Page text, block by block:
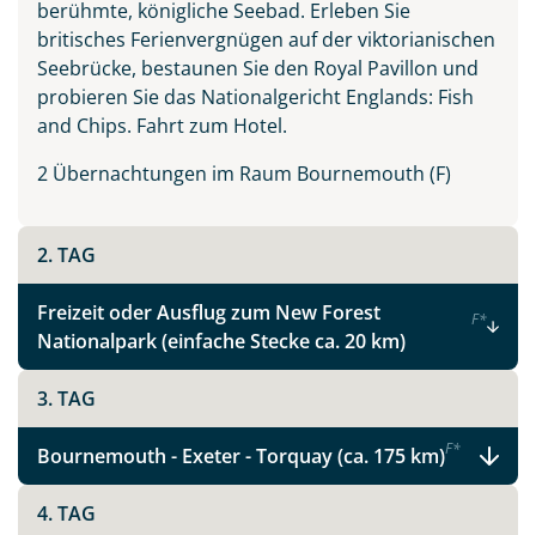
Südengland & Cornwall
Facebook
WhatsApp
Telegram
per E-Mail senden
berühmte, königliche Seebad. Erleben Sie
britisches Ferienvergnügen auf der viktorianischen
Seebrücke, bestaunen Sie den Royal Pavillon und
probieren Sie das Nationalgericht Englands: Fish
and Chips. Fahrt zum Hotel.
2 Übernachtungen im Raum Bournemouth (F)
2. TAG
Freizeit oder Ausflug zum New Forest
Nationalpark (einfache Stecke ca. 20 km)
F*
3. TAG
Bournemouth - Exeter - Torquay (ca. 175 km)F*
4. TAG